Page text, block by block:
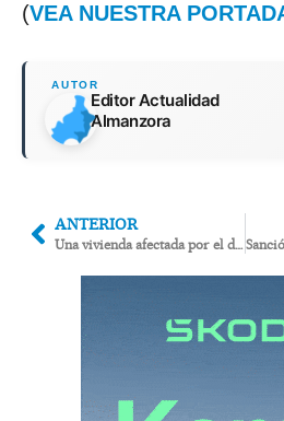
(VEA NUESTRA
Editor Actualidad
Almanzora
ANTERIOR
Una vivienda afectada por el derribo de la torre del convento de Cuevas del Almanzora